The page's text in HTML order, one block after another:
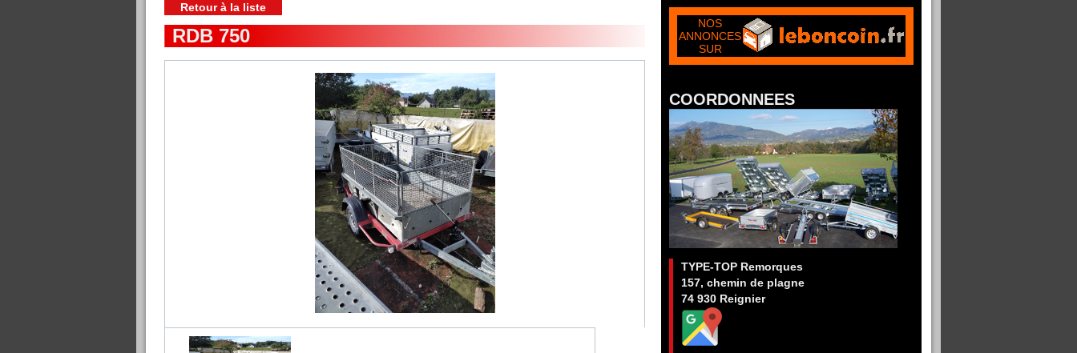
Retour à la liste
RDB 750
NOS
ANNONCES
SUR
COORDONNEES
TYPE-TOP Remorques
157, chemin de plagne
74 930 Reignier